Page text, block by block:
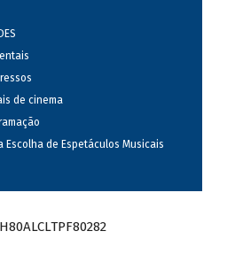
de cinema
Escolha de Espetáculos Musicais